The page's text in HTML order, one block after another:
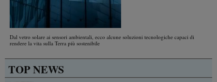
Dal vetro solare ai sensori ambientali, ecco alcune soluzioni tecnologiche capaci di
rendere la vita sulla Terra più sostenibile
TOP NEWS